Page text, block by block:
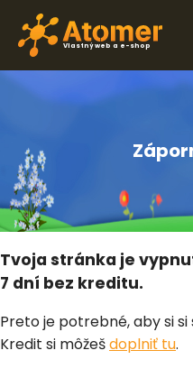
Vlastný web a e-shop
Tvoja stránka je
7 dní bez kreditu.
Preto je potrebné, aby si
Kredit si môžešdoplniť tu.